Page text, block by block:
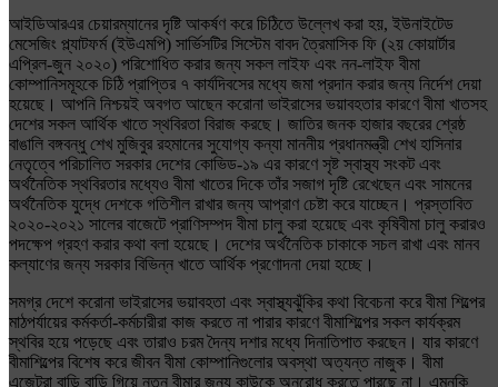
আইডিআরএর চেয়ারম্যানের দৃষ্টি আকর্ষণ করে চিঠিতে উল্লেখ করা হয়, ইউনাইটেড
মেসেজিং প্ল্যাটফর্ম (ইউএমপি) সার্ভিসটির সিস্টেম বাবদ ত্রৈমাসিক ফি (২য় কোয়ার্টার
এপ্রিল-জুন ২০২০) পরিশোধিত করার জন্য সকল লাইফ এবং নন-লাইফ বীমা
কোম্পানিসমূহকে চিঠি প্রাপ্তির ৭ কার্যদিবসের মধ্যে জমা প্রদান করার জন্য নির্দেশ দেয়া
হয়েছে। আপনি নিশ্চয়ই অবগত আছেন করোনা ভাইরাসের ভয়াবহতার কারণে বীমা খাতসহ
দেশের সকল আর্থিক খাতে স্থবিরতা বিরাজ করছে। জাতির জনক হাজার বছরের শ্রেষ্ঠ
বাঙালি বঙ্গবন্ধু শেখ মুজিবুর রহমানের সুযোগ্য কন্যা মাননীয় প্রধানমন্ত্রী শেখ হাসিনার
নেতৃত্বে পরিচালিত সরকার দেশের কোভিড-১৯ এর কারণে সৃষ্ট স্বাস্থ্য সংকট এবং
অর্থনৈতিক স্থবিরতার মধ্যেও বীমা খাতের দিকে তাঁর সজাগ দৃষ্টি রেখেছেন এবং সামনের
অর্থনৈতিক যুদ্ধে দেশকে গতিশীল রাখার জন্য আপ্রাণ চেষ্টা করে যাচ্ছেন। প্রস্তাবিত
২০২০-২০২১ সালের বাজেটে প্রাণিসম্পদ বীমা চালু করা হয়েছে এবং কৃষিবীমা চালু করারও
পদক্ষেপ গ্রহণ করার কথা বলা হয়েছে। দেশের অর্থনৈতিক চাকাকে সচল রাখা এবং মানব
কল্যাণের জন্য সরকার বিভিন্ন খাতে আর্থিক প্রণোদনা দেয়া হচ্ছে।
সমগ্র দেশে করোনা ভাইরাসের ভয়াবহতা এবং স্বাস্থ্যঝুঁকির কথা বিবেচনা করে বীমা শিল্পের
মাঠপর্যায়ের কর্মকর্তা-কর্মচারীরা কাজ করতে না পারার কারণে বীমাশিল্পের সকল কার্যক্রম
স্থবির হয়ে পড়েছে এবং তারাও চরম দৈন্য দশার মধ্যে দিনাতিপাত করছেন। যার কারণে
বীমাশিল্পের বিশেষ করে জীবন বীমা কোম্পানিগুলোর অবস্থা অত্যন্ত নাজুক। বীমা
এজেন্টরা বাড়ি বাড়ি গিয়ে নতুন বীমার জন্য কাউকে অনুরোধ করতে পারছে না। এমনকি